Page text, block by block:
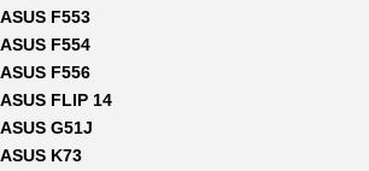
ASUS F553
ASUS F554
ASUS F556
ASUS FLIP 14
ASUS G51J
ASUS K73